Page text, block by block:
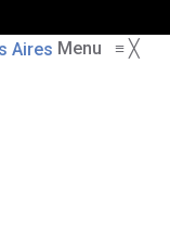
Menu ≡ ╳